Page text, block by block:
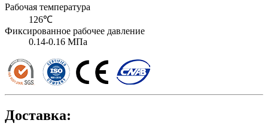
Рабочая температура
126℃
Фиксированное рабочее давление
0.14-0.16 МПа
Доставка: